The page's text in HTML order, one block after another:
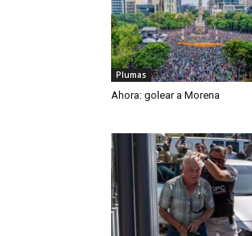
Plumas
Ahora: golear a Morena